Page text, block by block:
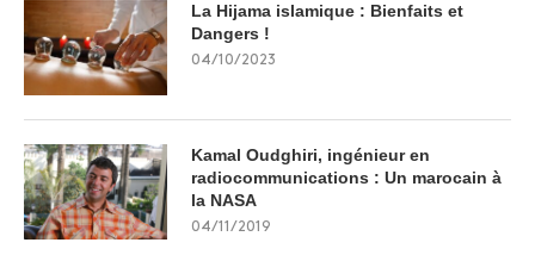
La Hijama islamique : Bienfaits et
Dangers !
04/10/2023
Kamal Oudghiri, ingénieur en
radiocommunications : Un marocain à
la NASA
04/11/2019